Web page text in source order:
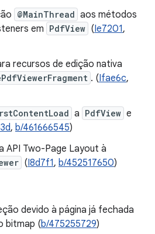
@MainThread aos métodos
em PdfView (Ie7201,
recursos de edição nativa
. (Ifae6c,
a PdfView e
, b/461666545)
API Two-Page Layout à
(I8d7f1, b/452517650)
devido à página já fechada
bitmap (b/475255729)